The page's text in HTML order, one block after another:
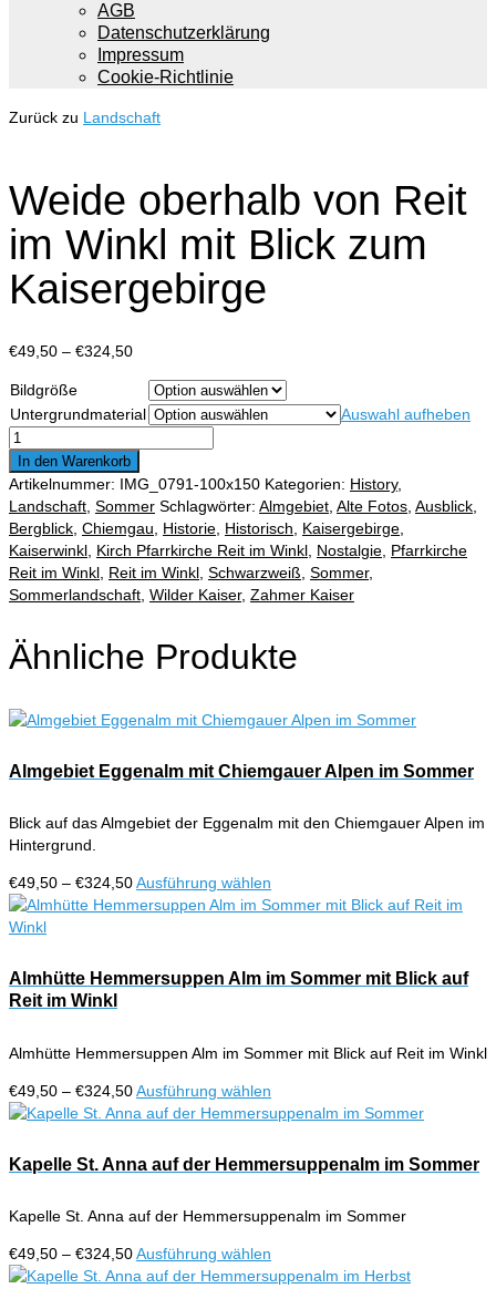
AGB
Datenschutzerklärung
Impressum
Cookie-Richtlinie
Zurück zu Landschaft
Weide oberhalb von Reit
im Winkl mit Blick zum
Kaisergebirge
€49,50 – €324,50Preisspanne:
€324,50
Bildgröße
Untergrundmaterial
Auswahl aufheben
Weide
oberhalb
von
Reit
im
Winkl
mit
Blick
Kaisergebirge
Menge
In den Warenkorb
Artikelnummer: IMG_0791-100x150 Kategorien: History,
Landschaft Sommer Schlagwörter: Almgebiet Alte Fotos Ausblick
Bergblick Chiemgau Historie Historisch Kaisergebirge
Kaiserwinkl Kirch Pfarrkirche Reit im Winkl Nostalgie Pfarrkirche
Reit im Winkl Reit im Winkl Schwarzweiß Sommer,
Sommerlandschaft Wilder Kaiser, Zahmer Kaiser
Ähnliche Produkte
Almgebiet Eggenalm mit Chiemgauer Alpen im Sommer
Blick auf das Almgebiet der Eggenalm mit den Chiemgauer Alpen im
Hintergrund.
€49,50 – €324,50Preisspanne:
€49,50
Ausführung wählen
Produkt
Varianten
auf.
können
der
Produktseite
werden
Almhütte Hemmersuppen Alm im Sommer mit Blick auf
Reit im Winkl
Almhütte Hemmersuppen Alm im Sommer mit Blick auf Reit im Winkl
€49,50 – €324,50Preisspanne:
€49,50
€324,50
Ausführung wählen
Produkt
Varianten
Die
können
auf
Kapelle St. Anna auf der Hemmersuppenalm im Sommer
Kapelle St. Anna auf der Hemmersuppenalm im Sommer
€49,50 – €324,50Preisspanne:
€49,50
Ausführung wählen
Produkt